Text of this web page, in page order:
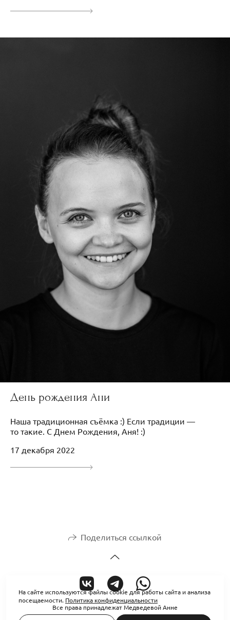
День рождения Ани
Наша традиционная съёмка :) Если традиции —
то такие. С Днем Рождения, Аня! :)
17 декабря 2022
Поделиться ссылкой
Все права принадлежат Медведевой Анне
На сайте используются файлы cookie для работы сайта и анализа
посещаемости. Политика конфиденциальности